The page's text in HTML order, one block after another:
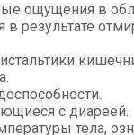
ощущения в
результате
с диареей.
тела,